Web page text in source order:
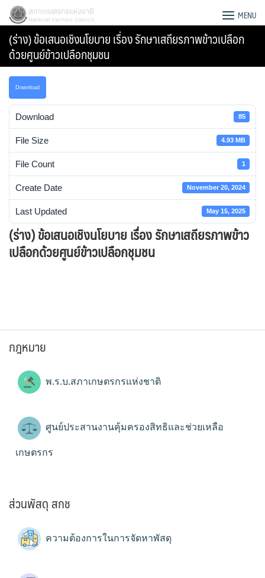
Skip
content
Search
for:
สภาเกษตรกรแห่งชาติ MENU
(ร่าง) ข้อเสนอเชิงนโยบาย เรื่อง รักษาเสถียรภาพข้าวเปลือก
ด้วยศูนย์ข้าวเปลือกชุมชน
Download
Download 85
File Size 4.93 MB
File Count 1
Create Date November 20, 2024
Last Updated May 15, 2025
(ร่าง) ข้อเสนอเชิงนโยบาย เรื่อง รักษาเสถียรภาพข้าว
เปลือกด้วยศูนย์ข้าวเปลือกชุมชน
กฎหมาย
พ.ร.บ.สภาเกษตรกรแห่งชาติ
ศูนย์ประสานงานคุ้มครองสิทธิและช่วยเหลือ
เกษตรกร
ส่วนพัสดุ สกช
ความต้องการในการจัดหาพัสดุ